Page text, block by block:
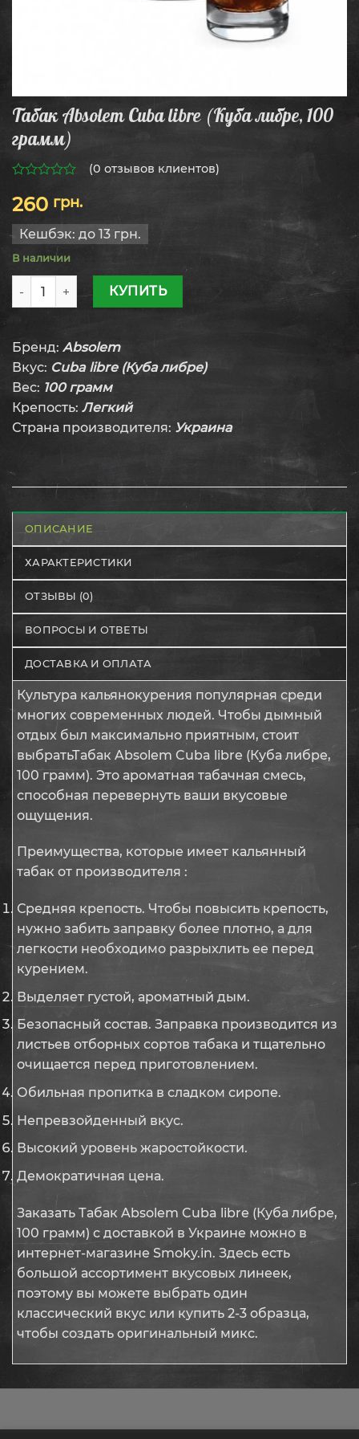
Табак Absolem Cuba libre (Куба либре, 100
грамм)
из
5
(0 отзывов клиентов)
260 грн.
Кешбэк: до 13 грн.
В наличии
Количество товара Табак Absolem Cuba libre (Куба
КУПИТЬ
Бренд: Absolem
Вкус: Cuba libre (Куба либре)
Вес: 100 грамм
Крепость: Легкий
Страна производителя: Украина
ОПИСАНИЕ
ХАРАКТЕРИСТИКИ
ОТЗЫВЫ (0)
ВОПРОСЫ И ОТВЕТЫ
ДОСТАВКА И ОПЛАТА
Культура кальянокурения популярная среди
многих современных людей. Чтобы дымный
отдых был максимально приятным, стоит
выбратьТабак Absolem Cuba libre (Куба либре,
100 грамм). Это ароматная табачная смесь,
способная перевернуть ваши вкусовые
ощущения.
Преимущества, которые имеет кальянный
табак от производителя :
Средняя крепость. Чтобы повысить крепость,
нужно забить заправку более плотно, а для
легкости необходимо разрыхлить ее перед
курением.
Выделяет густой, ароматный дым.
Безопасный состав. Заправка производится из
листьев отборных сортов табака и тщательно
очищается перед приготовлением.
Обильная пропитка в сладком сиропе.
Непревзойденный вкус.
Высокий уровень жаростойкости.
Демократичная цена.
Заказать Табак Absolem Cuba libre (Куба либре,
100 грамм) с доставкой в Украине можно в
интернет-магазине Smoky.in. Здесь есть
большой ассортимент вкусовых линеек,
поэтому вы можете выбрать один
классический вкус или купить 2-3 образца,
чтобы создать оригинальный микс.